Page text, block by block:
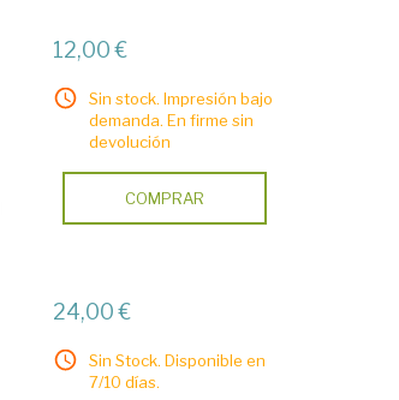
12,00 €
Sin stock. Impresión bajo
demanda. En firme sin
devolución
COMPRAR
24,00 €
Sin Stock. Disponible en
7/10 días.